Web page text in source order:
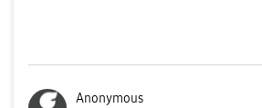
Anonymous